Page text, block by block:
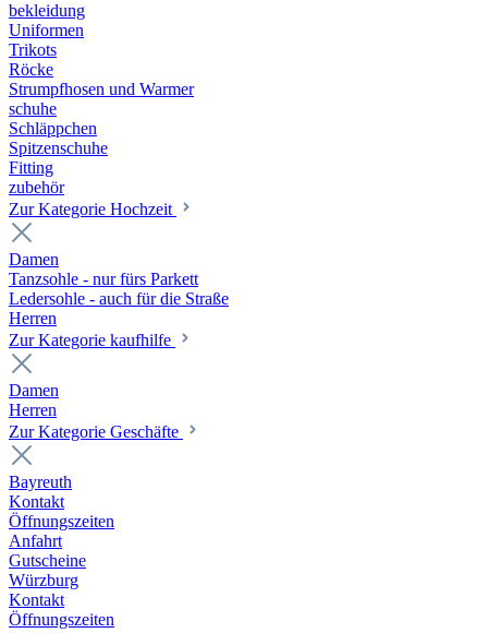
bekleidung
Uniformen
Trikots
Röcke
Strumpfhosen und Warmer
schuhe
Schläppchen
Spitzenschuhe
Fitting
zubehör
Zur Kategorie Hochzeit
Damen
Tanzsohle - nur fürs Parkett
Ledersohle - auch für die Straße
Herren
Zur Kategorie kaufhilfe
Damen
Herren
Zur Kategorie Geschäfte
Bayreuth
Kontakt
Öffnungszeiten
Anfahrt
Gutscheine
Würzburg
Kontakt
Öffnungszeiten